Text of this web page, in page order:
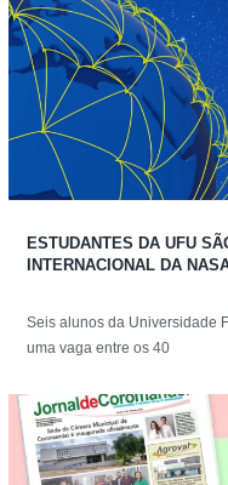
ESTUDANTES DA UFU
INTERNACIONAL DA
Seis alunos da Universidade
uma vaga entre os 40